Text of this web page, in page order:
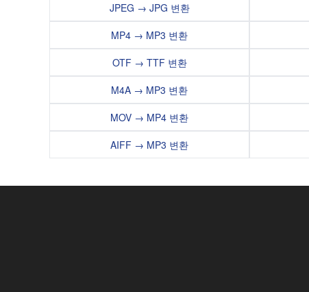
JPEG → JPG 변환
MP4 → MP3 변환
OTF → TTF 변환
M4A → MP3 변환
MOV → MP4 변환
AIFF → MP3 변환